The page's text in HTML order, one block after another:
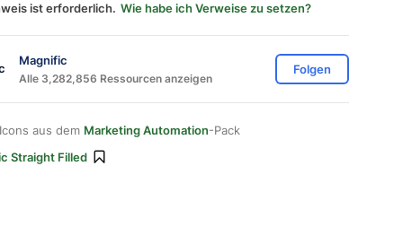
ist erforderlich. Wie habe ich Verweise zu setzen?
Magnific
Alle 3,282,856 Ressourcen anzeigen
Folgen
aus dem Marketing Automation-Pack
Straight Filled